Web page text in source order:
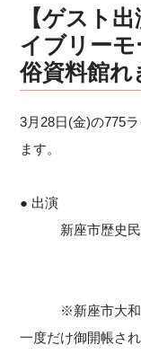
【ゲスト
イブリー
俗資料館
3月28日(金)の775
ます。
● 出演
新座市歴史民俗
※新座市大和田
一度だけ御開帳さ